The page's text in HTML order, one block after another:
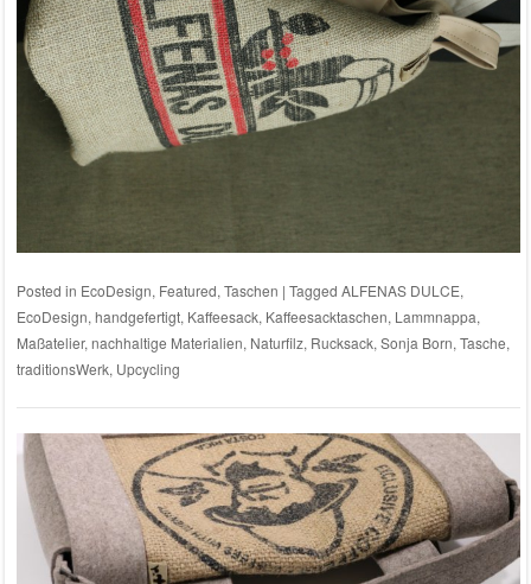
Posted in EcoDesign, Featured, Taschen | Tagged ALFENAS DULCE,
EcoDesign, handgefertigt, Kaffeesack, Kaffeesacktaschen, Lammnappa,
Maßatelier, nachhaltige Materialien, Naturfilz, Rucksack, Sonja Born, Tasche,
traditionsWerk, Upcycling